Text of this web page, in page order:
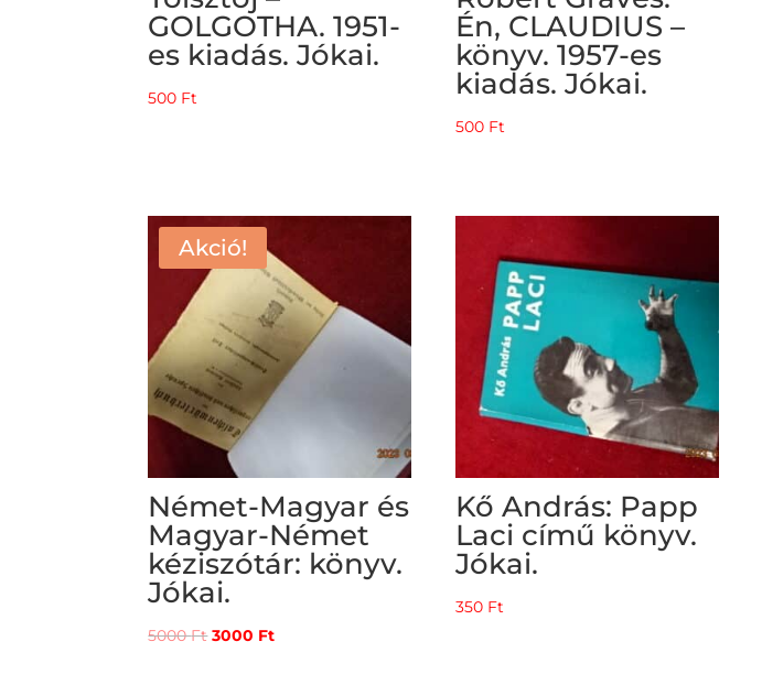
GOLGOTHA. 1951-
es kiadás. Jókai.
500 Ft
Én, CLAUDIUS –
könyv. 1957-es
kiadás. Jókai.
500 Ft
Akció!
Német-Magyar és
Magyar-Német
kéziszótár: könyv.
Jókai.
5000FtOriginal
3000 FtCurrent
Kő András: Papp
Laci című könyv.
Jókai.
350 Ft